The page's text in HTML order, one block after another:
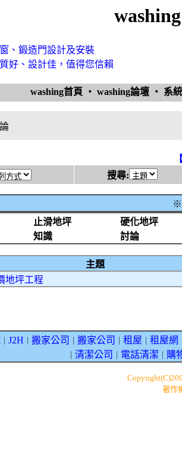
、鍛造門設計及安裝
好、設計佳，值得您信賴
washing首頁 ‧ washing論壇 ‧ 系
搜尋:
※
止滑地坪
硬化地坪
知識 討論
主題
地坪工程
J2H 搬家公司 搬家公司 租屋 租屋網
清潔公司 電話清潔 購
著作